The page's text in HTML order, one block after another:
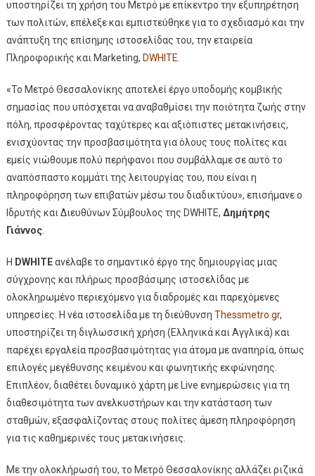
υποστηρίζει τη χρήση του Μετρό με επίκεντρο την εξυπηρέτηση
των πολιτών, επέλεξε και εμπιστεύθηκε για το σχεδιασμό και την
ανάπτυξη της επίσημης ιστοσελίδας του, την εταιρεία
Πληροφορικής και Marketing, DWHITE
«Το Μετρό Θεσσαλονίκης αποτελεί έργο υποδομής κομβικής
σημασίας που υπόσχεται να αναβαθμίσει την ποιότητα ζωής στην
πόλη, προσφέροντας ταχύτερες και αξιόπιστες μετακινήσεις,
ενισχύοντας την προσβασιμότητα για όλους τους πολίτες και
εμείς νιώθουμε πολύ περήφανοι που συμβάλλαμε σε αυτό το
αναπόσπαστο κομμάτι της λειτουργίας του, που είναι η
πληροφόρηση των επιβατών μέσω του διαδικτύου», επισήμανε ο
Ιδρυτής και Διευθύνων Σύμβουλος της DWHITE, Δημήτρης
Γιάννος.
Η DWHITEανέλαβε το σημαντικό έργο της δημιουργίας μιας
σύγχρονης και πλήρως προσβάσιμης ιστοσελίδας με
ολοκληρωμένο περιεχόμενο για διαδρομές και παρεχόμενες
υπηρεσίες. Η νέα ιστοσελίδα με τη διεύθυνση Thessmetro.gr,
υποστηρίζει τη διγλωσσική χρήση (Ελληνικά και Αγγλικά) και
παρέχει εργαλεία προσβασιμότητας για άτομα με αναπηρία, όπως
επιλογές μεγέθυνσης κειμένου και φωνητικής εκφώνησης.
Επιπλέον, διαθέτει δυναμικό χάρτη με Live ενημερώσεις για τη
διαθεσιμότητα των ανελκυστήρων και την κατάσταση των
σταθμών, εξασφαλίζοντας στους πολίτες άμεση πληροφόρηση
για τις καθημερινές τους μετακινήσεις.
Με την ολοκλήρωσή του, το Μετρό Θεσσαλονίκης αλλάζει ριζικά